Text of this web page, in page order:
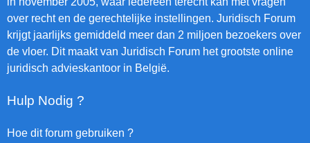
over recht en de gerechtelijke instellingen. Juridisch Forum
krijgt jaarlijks gemiddeld meer dan 2 miljoen bezoekers over
de vloer. Dit maakt van Juridisch Forum het grootste online
juridisch advieskantoor in België.
Hulp Nodig ?
Hoe dit forum gebruiken ?